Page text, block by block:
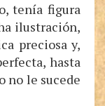
tenía figura
ilustración,
preciosa y,
hasta
no le sucede